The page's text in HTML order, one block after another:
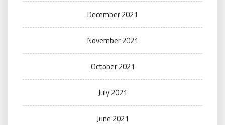
December 2021
November 2021
October 2021
July 2021
June 2021